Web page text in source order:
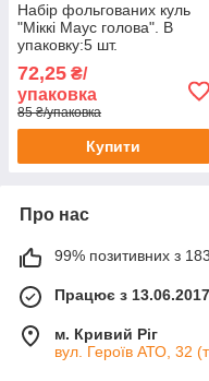
Набір фольгованих куль
"Міккі Маус голова". В
упаковку:5 шт.
72,25 ₴/
упаковка
85 ₴/упаковка
Купити
Про нас
99% позитивних з
Працює з 13.06.2017
м. Кривий Ріг
вул. Героїв АТО, 32